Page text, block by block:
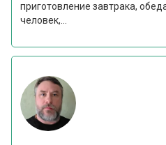
приготовление завтрака,
человек,...